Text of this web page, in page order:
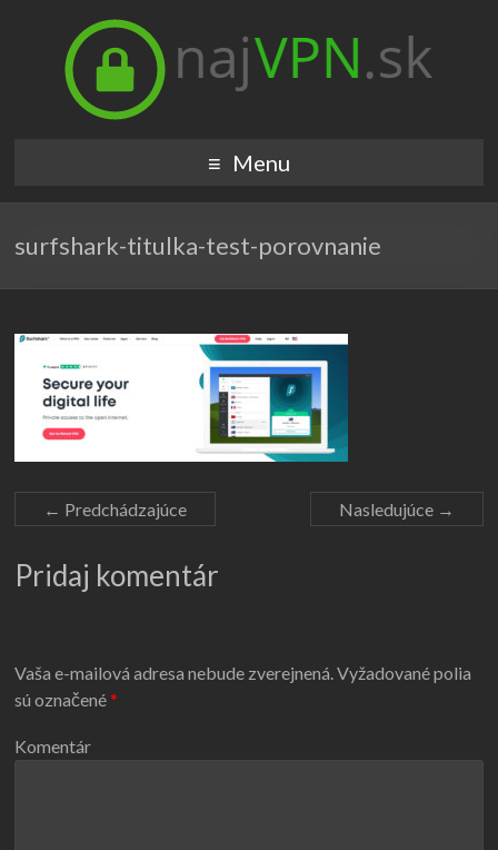
Menu
surfshark-titulka-test-porovnanie
← Predchádzajúce Nasledujúce →
Pridaj komentár
Vaša e-mailová adresa nebude zverejnená.Vyžadované polia
sú označené*
Komentár